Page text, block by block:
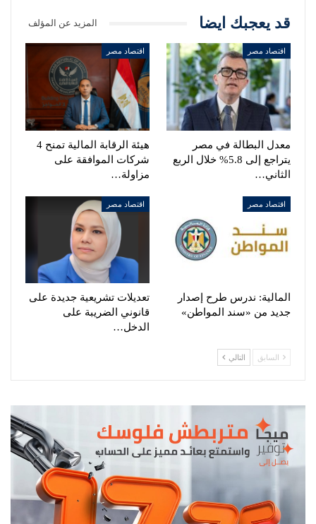
قد يعجبك ايضا المزيد عن المؤلف
اقتصاد مصر
معدل البطالة في مصر
يتراجع إلى 5.8% خلال الربع
الثاني…
اقتصاد مصر
هيئة الرقابة المالية تمنح 4
شركات الموافقة على
مزاولة…
اقتصاد مصر
المالية: ندرس طرح إصدار
جديد من «سند المواطن»
اقتصاد مصر
تعديلات تشريعية جديدة على
قانوني الضريبة على
الدخل…
السابق التالي